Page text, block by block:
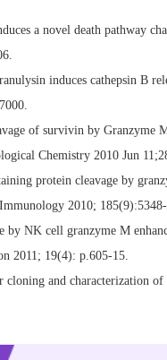
a novel death pathway
induces cathepsin B
of survivin by Granzyme
Chemistry 2010 Jun
protein cleavage by
2010;
NK cell granzyme M
2011; 19(4): p.605-15.
and characterization